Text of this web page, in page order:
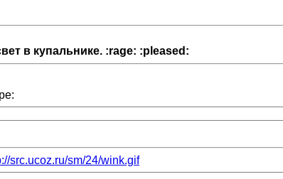
в купальнике. :rage: :pleased:
src.ucoz.ru/sm/24/wink.gif